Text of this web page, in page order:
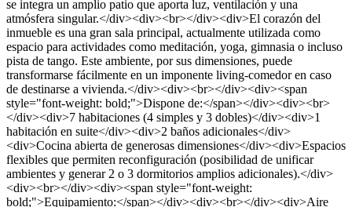
se integra un amplio patio que aporta luz, ventilación y una
atmósfera singular.</div><div><br></div><div>El corazón del
inmueble es una gran sala principal, actualmente utilizada como
espacio para actividades como meditación, yoga, gimnasia o incluso
pista de tango. Este ambiente, por sus dimensiones, puede
transformarse fácilmente en un imponente living-comedor en caso
de destinarse a vivienda.</div><div><br></div><div><span
style="font-weight: bold;">Dispone de:</span></div><div><br>
</div><div>7 habitaciones (4 simples y 3 dobles)</div><div>1
habitación en suite</div><div>2 baños adicionales</div>
<div>Cocina abierta de generosas dimensiones</div><div>Espacios
flexibles que permiten reconfiguración (posibilidad de unificar
ambientes y generar 2 o 3 dormitorios amplios adicionales).</div>
<div><br></div><div><span style="font-weight:
bold;">Equipamiento:</span></div><div><br></div><div>Aire